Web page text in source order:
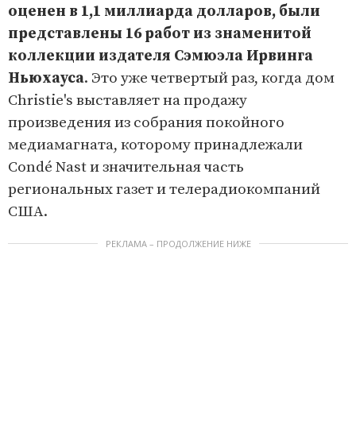
оценен в 1,1 миллиарда долларов, были
представлены 16 работ из знаменитой
коллекции издателя Сэмюэла Ирвинга
Ньюхауса. Это уже четвертый раз, когда дом
Christie's выставляет на продажу
произведения из собрания покойного
медиамагната, которому принадлежали
Condé Nast и значительная часть
региональных газет и телерадиокомпаний
США.
РЕКЛАМА – ПРОДОЛЖЕНИЕ НИЖЕ